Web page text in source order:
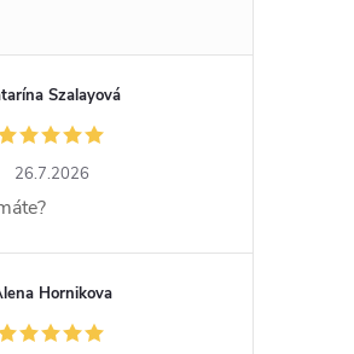
Szalayová
26.7.2026
Hornikova